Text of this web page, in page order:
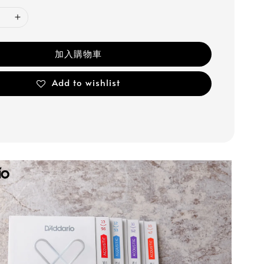
加入購物車
Add to wishlist